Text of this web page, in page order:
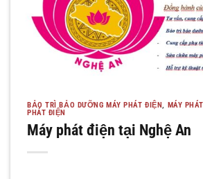
BẢO TRÌ BẢO DƯỠNG MÁY PHÁT ĐIỆN MÁY
PHÁT ĐIỆN
Máy phát điện tại Nghệ An